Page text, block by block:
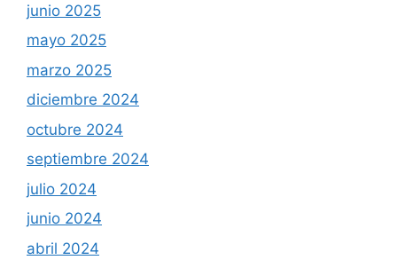
junio 2025
mayo 2025
marzo 2025
diciembre 2024
octubre 2024
septiembre 2024
julio 2024
junio 2024
abril 2024